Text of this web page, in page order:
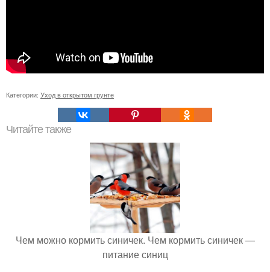
Категории: Уход в открытом грунте
Читайте также
Чем можно кормить синичек. Чем кормить синичек —
питание синиц